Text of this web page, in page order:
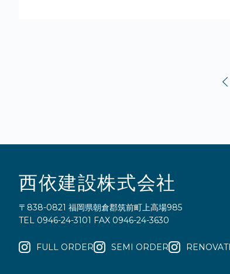
西依建設株式会社
〒838-0821 福岡県朝倉郡筑前町上高場985
TEL 0946-24-3101 FAX 0946-24-3630
FULL ORDER SEMI ORDER